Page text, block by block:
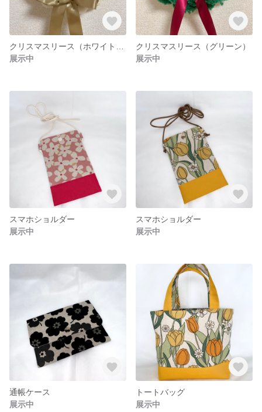
展示中
クリスマスリース（グリーン）
展示中
スマホショルダー
展示中
スマホショルダー
展示中
通帳ケース
展示中
トートバッグ
展示中